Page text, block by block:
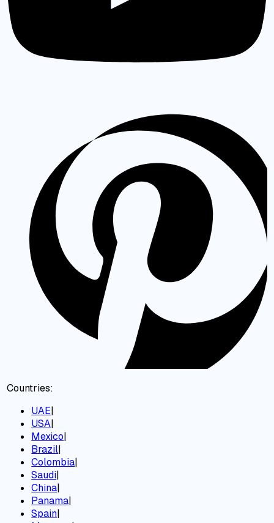
Countries:
UAE|
USA|
Mexico|
Brazil|
Colombia|
Saudi|
China|
Panama|
Spain|